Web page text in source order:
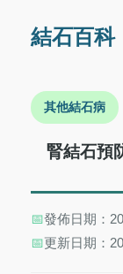
結石百科
其他結石病
腎結石預
📅發佈日期：
📅更新日期：